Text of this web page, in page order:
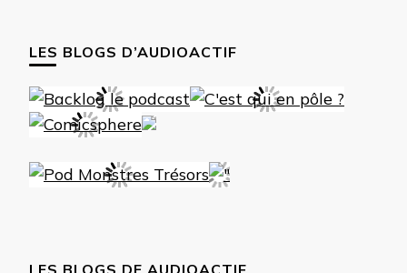
LES BLOGS D’AUDIOACTIF
LES BLOGS DE AUDIOACTIF